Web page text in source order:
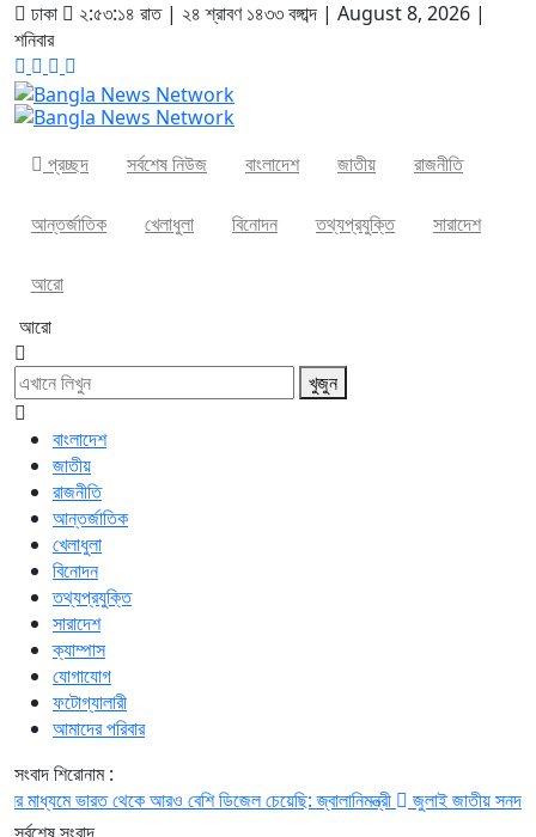
ঢাকা ২:৫৩:১৪ রাত| ২৪ শ্রাবণ ১৪৩৩ বঙ্গাব্দ | August 8, 2026 |
শনিবার
প্রচ্ছদ সর্বশেষ নিউজ বাংলাদেশ জাতীয় রাজনীতি
আন্তর্জাতিক খেলাধুলা বিনোদন তথ্যপ্রযুক্তি সারাদেশ
আরো
আরো
খুজুন
বাংলাদেশ
জাতীয়
রাজনীতি
আন্তর্জাতিক
খেলাধুলা
বিনোদন
তথ্যপ্রযুক্তি
সারাদেশ
ক্যাম্পাস
যোগাযোগ
ফটোগ্যালারী
আমাদের পরিবার
সংবাদ শিরোনাম :
ভারত থেকে আরও বেশি ডিজেল চেয়েছি: জ্বালানিমন্ত্রী জুলাই জাতীয় সনদ ও